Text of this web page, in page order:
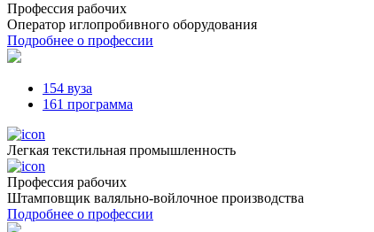
Профессия рабочих
Оператор иглопробивного оборудования
Подробнее о профессии
154 вуза
161 программа
Легкая текстильная промышленность
Профессия рабочих
Штамповщик валяльно-войлочное производства
Подробнее о профессии